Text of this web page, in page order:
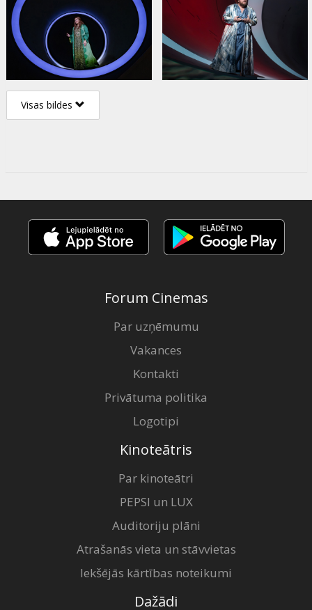
Visas bildes
Forum Cinemas
Par uzņēmumu
Vakances
Kontakti
Privātuma politika
Logotipi
Kinoteātris
Par kinoteātri
PEPSI un LUX
Auditoriju plāni
Atrašanās vieta un stāvvietas
Iekšējās kārtības noteikumi
Dažādi